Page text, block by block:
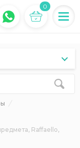
0
Raffaello,